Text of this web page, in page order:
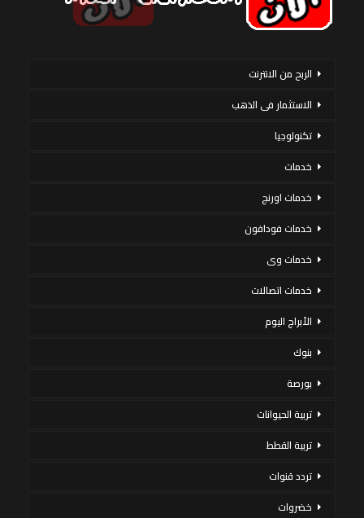
الربح من الانترنت
الاستثمار فى الذهب
تكنولوجيا
خدمات
خدمات اورنج
خدمات فودافون
خدمات وى
خدمات اتصالات
الأبراج اليوم
بنوك
بورصة
تربية الحيوانات
تربية القطط
تردد قنوات
خضروات